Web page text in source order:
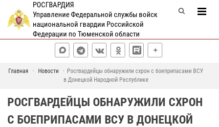
РОСГВАРДИЯ
Управление Федеральной службы войск
национальной гвардии Российской
Федерации по Тюменской области
Главная Новости
Росгвардейцы обнаружили схрон с боеприпасами ВСУ
в Донецкой Народной Республике
РОСГВАРДЕЙЦЫ ОБНАРУЖИЛИ СХРОН
С БОЕПРИПАСАМИ ВСУ В ДОНЕЦКОЙ